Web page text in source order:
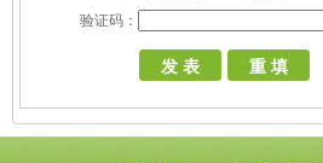
验证码：